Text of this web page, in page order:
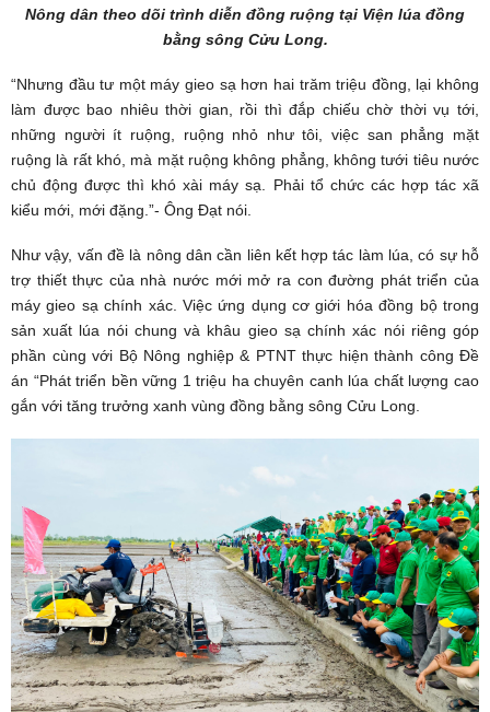
Nông dân theo dõi trình diễn đồng ruộng tại Viện lúa đồng
bằng sông Cửu Long.
“Nhưng đầu tư một máy gieo sạ hơn hai trăm triệu đồng, lại không
làm được bao nhiêu thời gian, rồi thì đắp chiếu chờ thời vụ tới,
những người ít ruộng, ruộng nhỏ như tôi, việc san phẳng mặt
ruộng là rất khó, mà mặt ruộng không phẳng, không tưới tiêu nước
chủ động được thì khó xài máy sạ. Phải tổ chức các hợp tác xã
kiểu mới, mới đặng.”- Ông Đạt nói.
Như vậy, vấn đề là nông dân cần liên kết hợp tác làm lúa, có sự hỗ
trợ thiết thực của nhà nước mới mở ra con đường phát triển của
máy gieo sạ chính xác. Việc ứng dụng cơ giới hóa đồng bộ trong
sản xuất lúa nói chung và khâu gieo sạ chính xác nói riêng góp
phần cùng với Bộ Nông nghiệp & PTNT thực hiện thành công Đề
án “Phát triển bền vững 1 triệu ha chuyên canh lúa chất lượng cao
gắn với tăng trưởng xanh vùng đồng bằng sông Cửu Long.